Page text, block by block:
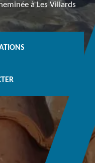
à Les Villards